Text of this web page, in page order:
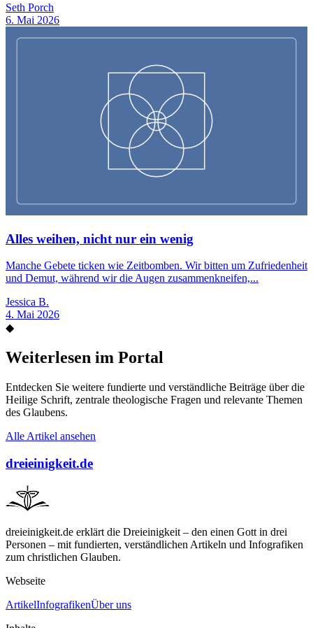
Seth Porch
6. Mai 2026
Alles weihen, nicht nur ein wenig
Manche Gebete ticken wie Zeitbomben. Wir bitten um Zufriedenheit
und Demut, während wir die Augen zusammenkneifen,...
Jessica B.
4. Mai 2026
◆
Weiterlesen im Portal
Entdecken Sie weitere fundierte und verständliche Beiträge über die
Heilige Schrift, zentrale theologische Fragen und relevante Themen
des Glaubens.
Alle Artikel ansehen
dreieinigkeit.de
dreieinigkeit.de erklärt die Dreieinigkeit – den einen Gott in drei
Personen – mit fundierten, verständlichen Artikeln und Infografiken
zum christlichen Glauben.
Webseite
ArtikelInfografikenÜber uns